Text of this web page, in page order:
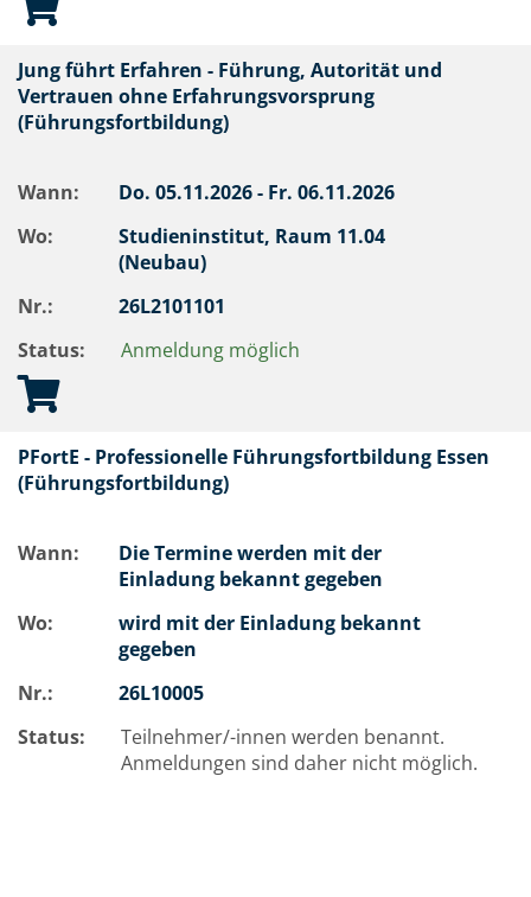
Jung führt Erfahren - Führung, Autorität und
Vertrauen ohne Erfahrungsvorsprung
(Führungsfortbildung)
Wann: Do. 05.11.2026 - Fr. 06.11.2026
Wo:
Studieninstitut, Raum 11.04
(Neubau)
Nr.:
26L2101101
Status:
Anmeldung möglich
PFortE - Professionelle Führungsfortbildung Essen
(Führungsfortbildung)
Wann:
Die Termine werden mit der
Einladung bekannt gegeben
Wo:
wird mit der Einladung bekannt
gegeben
Nr.:
26L10005
Status:
Teilnehmer/-innen werden benannt.
Anmeldungen sind daher nicht möglich.